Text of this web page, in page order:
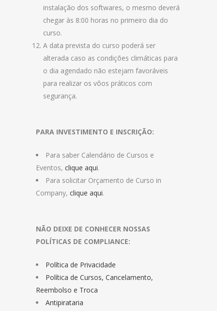
instalação dos softwares, o mesmo deverá
chegar às 8:00 horas no primeiro dia do
curso.
A data prevista do curso poderá ser
alterada caso as condições climáticas para
o dia agendado não estejam favoráveis
para realizar os vôos práticos com
segurança.
PARA INVESTIMENTO E INSCRIÇÃO:
Para saber Calendário de Cursos e
Eventos, clique aqui.
Para solicitar Orçamento de Curso in
Company, clique aqui.
NÃO DEIXE DE CONHECER NOSSAS
POLÍTICAS DE COMPLIANCE:
Política de Privacidade
Política de Cursos, Cancelamento,
Reembolso e Troca
Antipirataria